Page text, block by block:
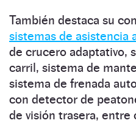
También destaca su
sistemas de asistencia
de crucero adaptativo,
carril, sistema de
sistema de frenada
con detector de
de visión trasera, entre